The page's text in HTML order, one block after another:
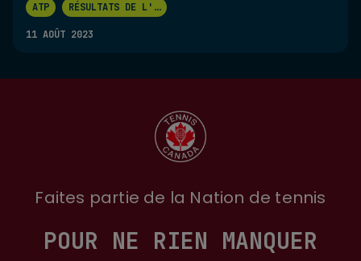
ATP RÉSULTATS DE L' ...
11 AOÛT 2023
Faites partie de la Nation de tennis
POUR NE RIEN MANQUER